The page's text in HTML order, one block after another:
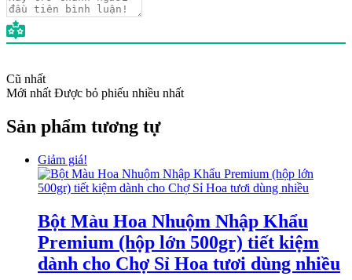
Cũ nhất
Mới nhất Được bỏ phiếu nhiều nhất
Sản phẩm tương tự
Giảm giá!
Bột Màu Hoa Nhuộm Nhập Khẩu
Premium (hộp lớn 500gr) tiết kiệm
dành cho Chợ Sỉ Hoa tươi dùng nhiều